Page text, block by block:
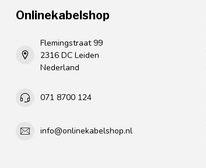
Onlinekabelshop
Flemingstraat 99
2316 DC Leiden
Nederland
071 8700 124
info@onlinekabelshop.nl